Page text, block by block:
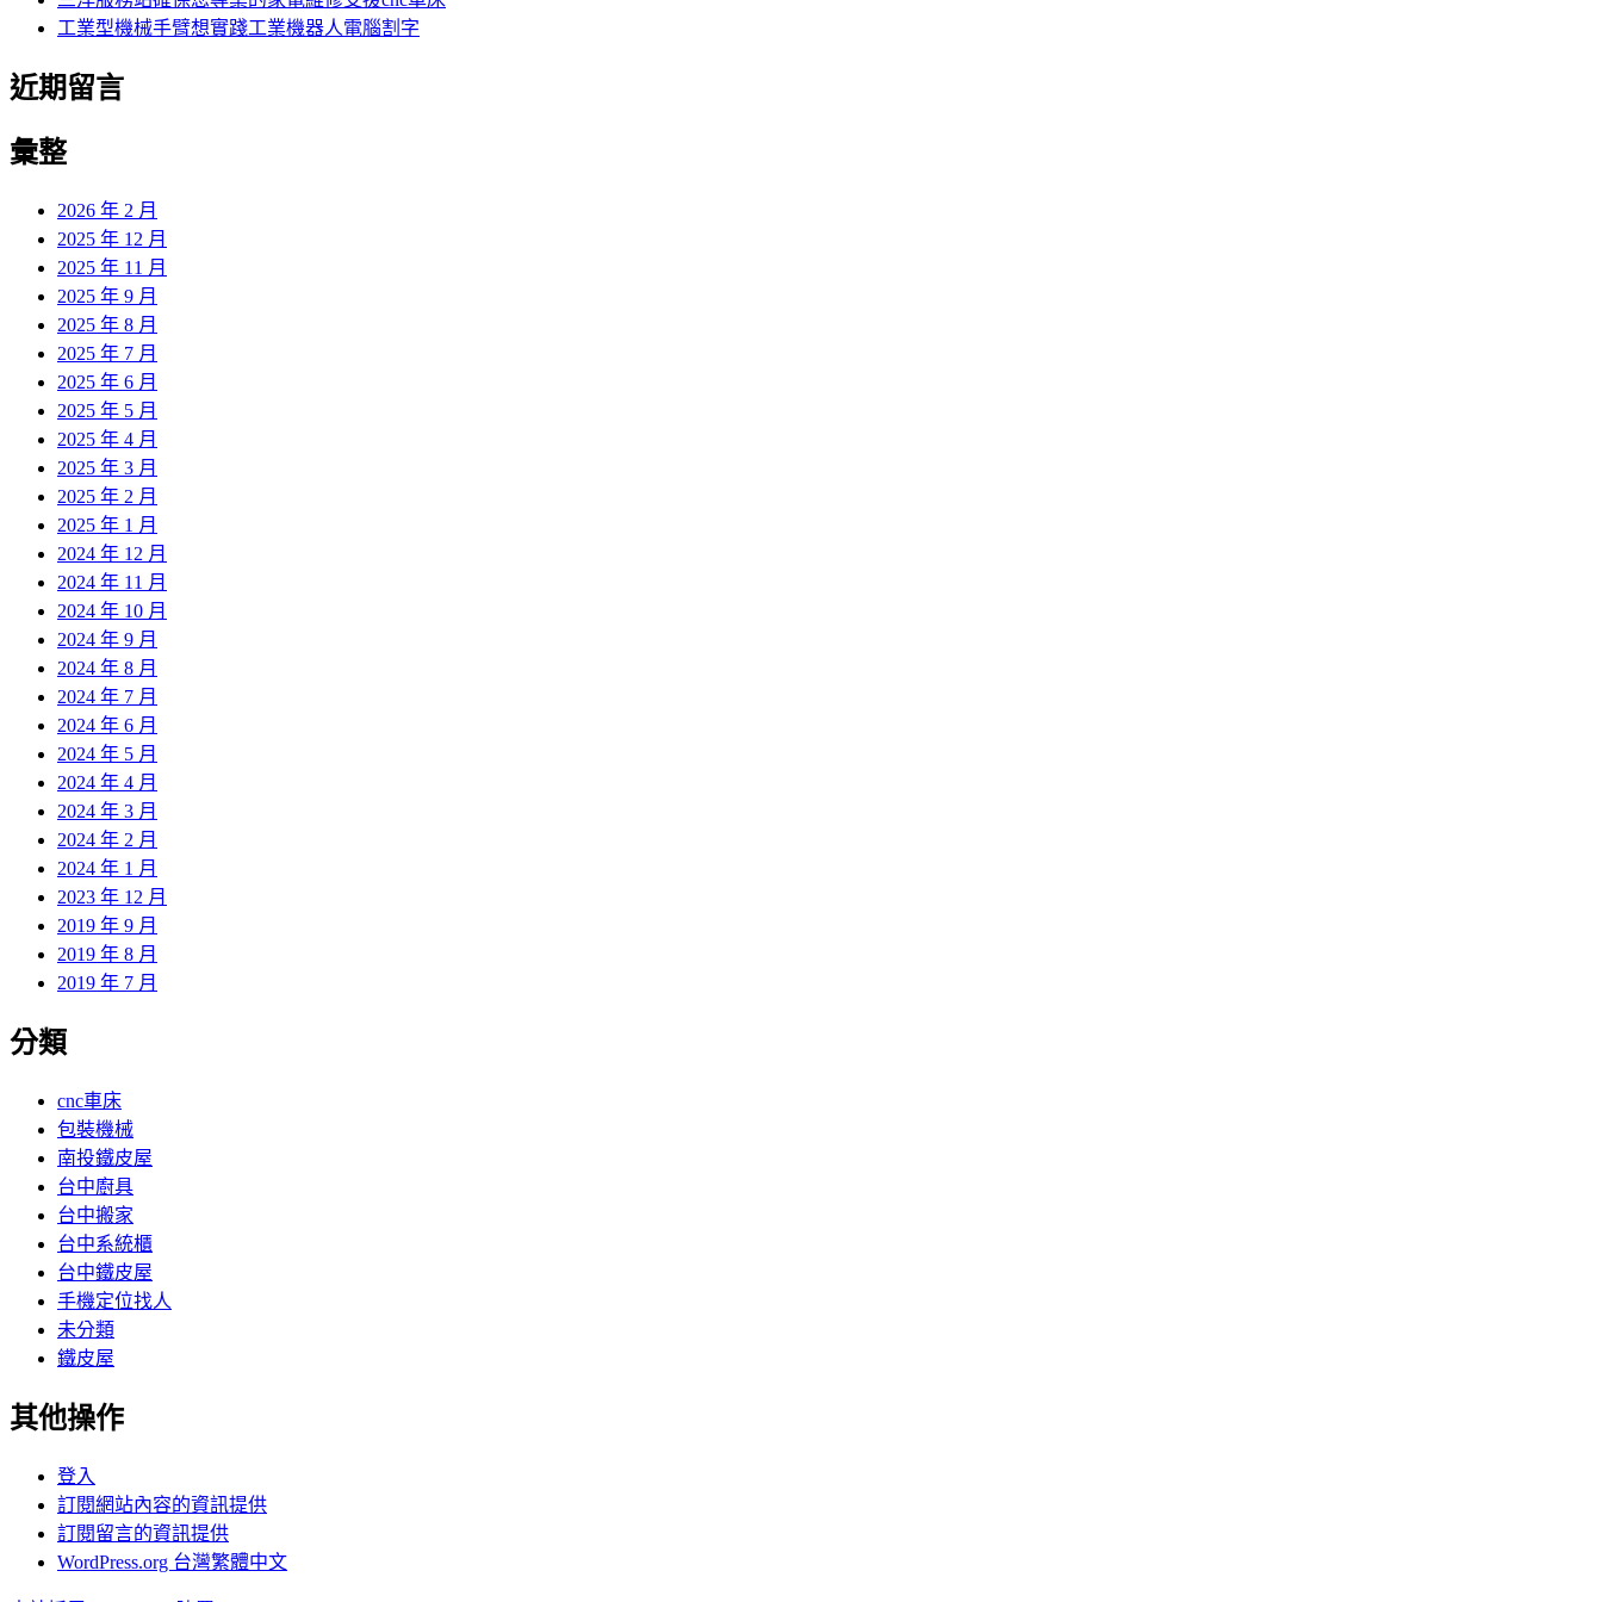
工業型機械手臂想實踐工業機器人電腦割字
近期留言
彙整
2026 年 2 月
2025 年 12 月
2025 年 11 月
2025 年 9 月
2025 年 8 月
2025 年 7 月
2025 年 6 月
2025 年 5 月
2025 年 4 月
2025 年 3 月
2025 年 2 月
2025 年 1 月
2024 年 12 月
2024 年 11 月
2024 年 10 月
2024 年 9 月
2024 年 8 月
2024 年 7 月
2024 年 6 月
2024 年 5 月
2024 年 4 月
2024 年 3 月
2024 年 2 月
2024 年 1 月
2023 年 12 月
2019 年 9 月
2019 年 8 月
2019 年 7 月
分類
cnc車床
包裝機械
南投鐵皮屋
台中廚具
台中搬家
台中系統櫃
台中鐵皮屋
手機定位找人
未分類
鐵皮屋
其他操作
登入
訂閱網站內容的資訊提供
訂閱留言的資訊提供
WordPress.org 台灣繁體中文